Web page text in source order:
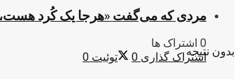
بدون نتیجه
مردی که می‌گفت «هرجا یک کُرد هست،
0 اشتراک ها
اشتراک گذاری 0 توئیت 0